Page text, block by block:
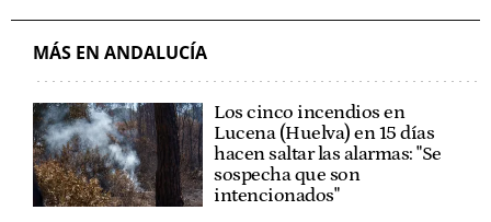
MÁS EN ANDALUCÍA
Los cinco incendios en
Lucena (Huelva) en 15 días
hacen saltar las alarmas: "Se
sospecha que son
intencionados"